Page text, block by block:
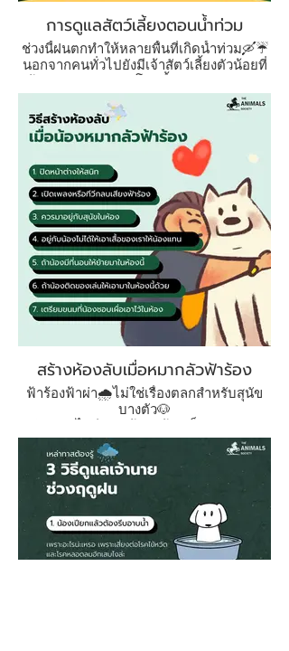
การดูแลสัตว์เลี้ยงตอนน้ำท่วม
ช่วงนี้ฝนตกทำให้หลายพื้นที่เกิดน้ำท่วม🛶☔
นอกจากคนทั่วไปยังมีเจ้าสัตว์เลี้ยงตัวน้อยที่
ต้องคอยดูแล 🐶🐱 โพสนี้จะมาบอกว่าควร
เตรียมอะไรบ้าง หากคุณอยู่ในพื้นที่เสี่ยง
ช่วงนี้อย่าลืมสังเกตอาการน้อง ๆ ว่ามีอาการ
ผิดปกติหรือไม่ และอย่าปล่อยให้น้องลงน้ำ
ถ้าไม่จำเป็นนะคะ 💧
สร้างห้องลับเมื่อหมากลัวฟ้าร้อง
ฟ้าร้องฟ้าผ่า🌧️ไม่ใช่เรื่องตลกสำหรับสุนัข
บางตัว🐶
ทำอย่างไรดีหากเจ้าตัวน้อยเป็นกังวล เรา
แนะนำให้สร้างห้องลับขึ้นมา ทำได้ไม่ยาก
แค่เปลี่ยนห้องใดห้องหนึ่งในบ้าน🏠ตามคำ
แนะนำของเราในภาพได้เลย